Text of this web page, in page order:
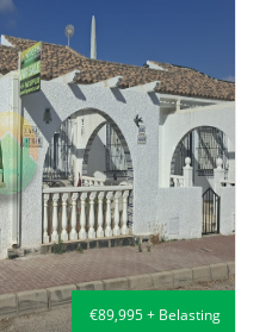
€135,000 + Belasting